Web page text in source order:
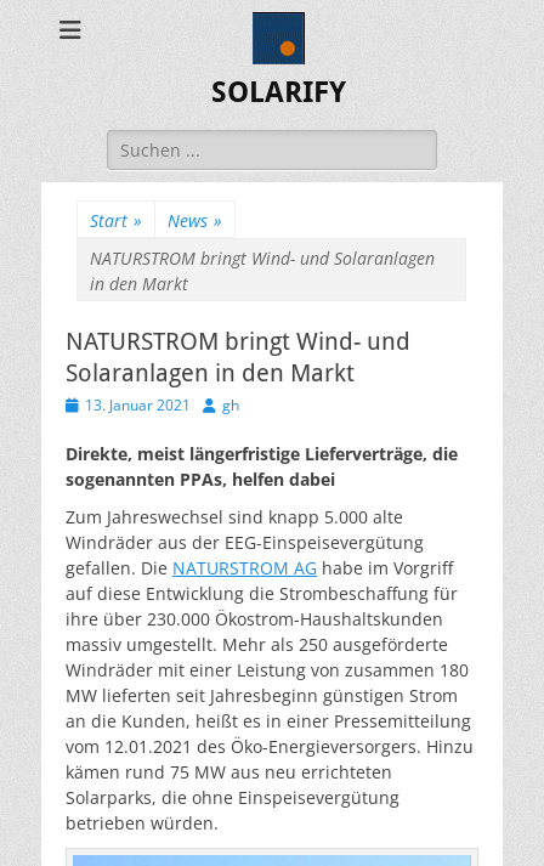
SOLARIFY
Suchen
nach:
Start » News »
NATURSTROM bringt Wind- und Solaranlagen
in den Markt
NATURSTROM bringt Wind- und
Solaranlagen in den Markt
Veröffentlicht
13. Januar 2021 Autor
gh
Direkte, meist längerfristige Lieferverträge, die
sogenannten PPAs, helfen dabei
Zum Jahreswechsel sind knapp 5.000 alte
Windräder aus der EEG-Einspeisevergütung
gefallen. Die NATURSTROM AG habe im Vorgriff
auf diese Entwicklung die Strombeschaffung für
ihre über 230.000 Ökostrom-Haushaltskunden
massiv umgestellt. Mehr als 250 ausgeförderte
Windräder mit einer Leistung von zusammen 180
MW lieferten seit Jahresbeginn günstigen Strom
an die Kunden, heißt es in einer Pressemitteilung
vom 12.01.2021 des Öko-Energieversorgers. Hinzu
kämen rund 75 MW aus neu errichteten
Solarparks, die ohne Einspeisevergütung
betrieben würden.